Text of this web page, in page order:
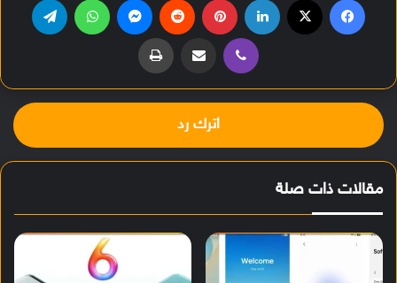
ڤايبر مشاركة عبر البريد طباعة
اترك رد
مقالات ذات صلة